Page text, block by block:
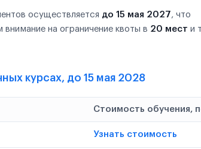
осуществляется до 15 мая 2027, что
на ограничение квоты в 20 мест и
курсах, до 15 мая 2028
Стоимость обучения,
Узнать стоимость